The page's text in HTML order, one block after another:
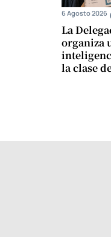
La
organiza
la clase
6 Agosto 2026